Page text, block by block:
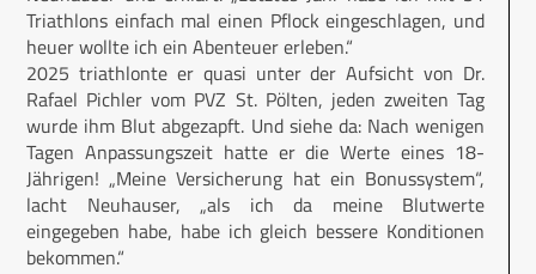
Triathlons einfach mal einen Pflock eingeschlagen, und
heuer wollte ich ein Abenteuer erleben.“
2025 triathlonte er quasi unter der Aufsicht von Dr.
Rafael Pichler vom PVZ St. Pölten, jeden zweiten Tag
wurde ihm Blut abgezapft. Und siehe da: Nach wenigen
Tagen Anpassungszeit hatte er die Werte eines 18-
Jährigen! „Meine Versicherung hat ein Bonussystem“,
lacht Neuhauser, „als ich da meine Blutwerte
eingegeben habe, habe ich gleich bessere Konditionen
bekommen.“